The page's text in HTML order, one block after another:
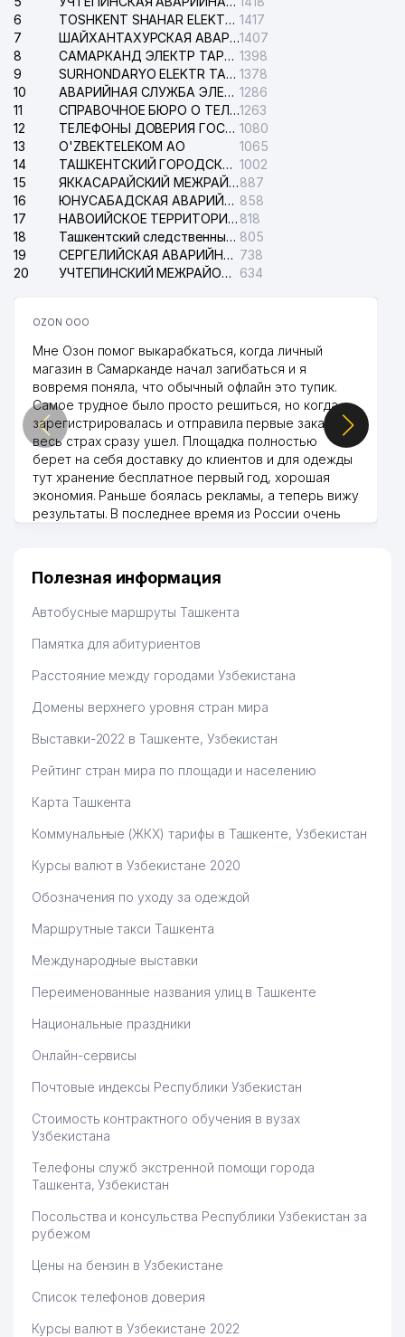
6
TOSHKENT SHAHAR ELEKTR TARMOQLARI KORXONASI АО 1417
7
ШАЙХАНТАХУРСКАЯ АВАРИЙНАЯ СЛУЖБА ЭЛЕКТРОСЕТИ1407
8
САМАРКАНД ЭЛЕКТР ТАРМОКЛАРИ АО 1398
9
SURHONDARYO ELEKTR TARMOKLARI АО 1378
10
АВАРИЙНАЯ СЛУЖБА ЭЛЕКТРОСЕТИ ТАШКЕНТСКОГО РАЙОНА 1286
11
СПРАВОЧНОЕ БЮРО О ТЕЛЕФОНАХ ОРГАНИЗАЦИЙ г. ТАШКЕНТА1263
12
ТЕЛЕФОНЫ ДОВЕРИЯ ГОСУДАРСТВЕННОГО ЦЕНТРА ТЕСТИРОВАНИЯ 1080
13
O'ZBEKTELEKOM АО
1065
14
ТАШКЕНТСКИЙ ГОРОДСКОЙ СУД ПО ГРАЖДАНСКИМ ДЕЛАМ 1002
15
ЯККАСАРАЙСКИЙ МЕЖРАЙОННЫЙ СУД ПО ГРАЖДАНСКИМ ДЕЛАМ887
16
ЮНУСАБАДСКАЯ АВАРИЙНАЯ СЛУЖБА ЭЛЕКТРОСЕТИ 858
17
НАВОИЙСКОЕ ТЕРРИТОРИАЛЬНОЕ ПРЕДПРИЯТИЕ ЭЛЕКТРОСЕТИ АО 818
18
Ташкентский следственный изолятор 805
19
СЕРГЕЛИЙСКАЯ АВАРИЙНАЯ СЛУЖБА ЭЛЕКТРОСЕТИ 738
20
УЧТЕПИНСКИЙ МЕЖРАЙОННЫЙ СУД ПО ГРАЖДАНСКИМ ДЕЛАМ 634
OZON ООО
Мне Озон помог выкарабкаться, когда личный
магазин в Самарканде начал загибаться и я
вовремя поняла, что обычный офлайн это тупик.
Самое трудное было просто решиться, но когда
зарегистрировалась и отправила первые заказы,
весь страх сразу ушел. Площадка полностью
берет на себя доставку до клиентов и для одежды
тут хранение бесплатное первый год, хорошая
экономия. Раньше боялась рекламы, а теперь вижу
результаты. В последнее время из России очень
Hamida 03.08.2026 12:45:39
Полезная информация
Автобусные маршруты Ташкента
Памятка для абитуриентов
Расстояние между городами Узбекистана
Домены верхнего уровня стран мира
Выставки-2022 в Ташкенте, Узбекистан
Рейтинг стран мира по площади и населению
Карта Ташкента
Коммунальные (ЖКХ) тарифы в Ташкенте, Узбекистан
Курсы валют в Узбекистане 2020
Обозначения по уходу за одеждой
Маршрутные такси Ташкента
Международные выставки
Переименованные названия улиц в Ташкенте
Национальные праздники
Онлайн-сервисы
Почтовые индексы Республики Узбекистан
Стоимость контрактного обучения в вузах
Узбекистана
Телефоны служб экстренной помощи города
Ташкента, Узбекистан
Посольства и консульства Республики Узбекистан за
рубежом
Цены на бензин в Узбекистане
Список телефонов доверия
Курсы валют в Узбекистане 2022